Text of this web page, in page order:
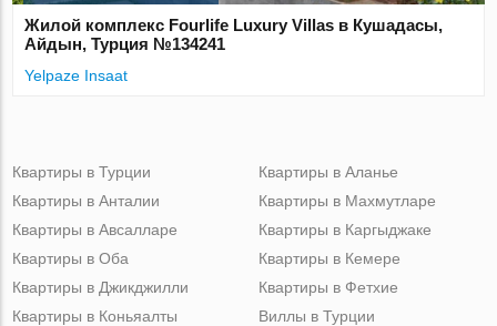
Жилой комплекс Fourlife Luxury Villas в Кушадасы,
Айдын, Турция №134241
Yelpaze Insaat
Квартиры в Турции
Квартиры в Анталии
Квартиры в Авсалларе
Квартиры в Оба
Квартиры в Джикджилли
Квартиры в Аланье
Квартиры в Махмутларе
Квартиры в Каргыджаке
Квартиры в Кемере
Квартиры в Фетхие
Квартиры в Коньяалты
Виллы в Турции